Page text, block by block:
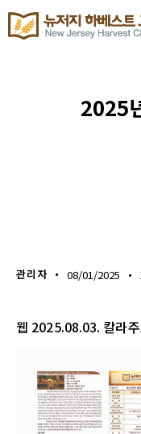
2025
관리자 08/01/2025
웹 2025.08.03. 칼라